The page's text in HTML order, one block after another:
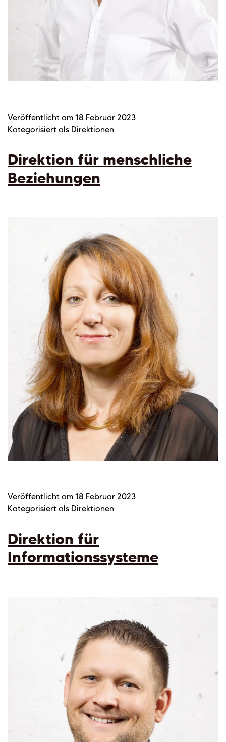
Veröffentlicht am 18 Februar 2023
Kategorisiert als Direktionen
Direktion für menschliche
Beziehungen
Veröffentlicht am 18 Februar 2023
Kategorisiert als Direktionen
Direktion für
Informationssysteme